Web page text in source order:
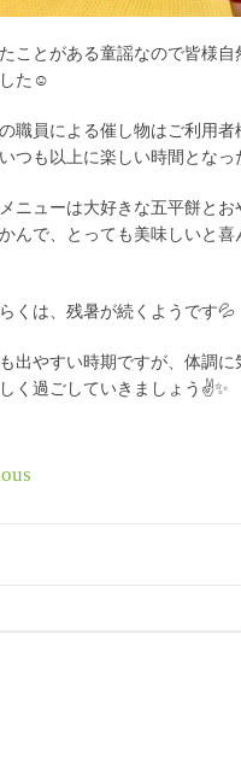
ことがある童謡なので皆様自
た☺️
職員による催し物はご利用者
つも以上に楽しい時間となっ
ニューは大好きな五平餅とお
んで、とっても美味しいと喜
くは、残暑が続くようです💦
出やすい時期ですが、体調に
く過ごしていきましょう✌️✨